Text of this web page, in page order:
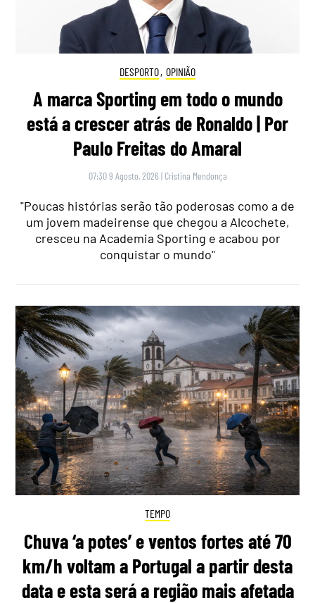
DESPORTO, OPINIÃO
A marca Sporting em todo o mundo
está a crescer atrás de Ronaldo | Por
Paulo Freitas do Amaral
07:30 9 Agosto, 2026 | Cristina Mendonça
"Poucas histórias serão tão poderosas como a de
um jovem madeirense que chegou a Alcochete,
cresceu na Academia Sporting e acabou por
conquistar o mundo"
TEMPO
Chuva ‘a potes’ e ventos fortes até 70
km/h voltam a Portugal a partir desta
data e esta será a região mais afetada